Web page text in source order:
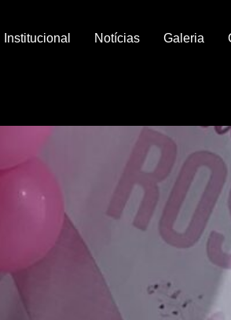
Institucional Notícias Galeria